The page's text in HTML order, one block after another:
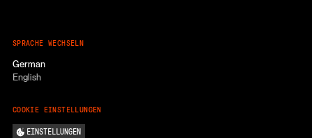
SPRACHE WECHSELN
German
English
COOKIE EINSTELLUNGEN
EINSTELLUNGEN